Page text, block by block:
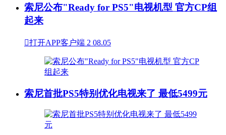
索尼公布"Ready for PS5"电视机型 官方CP组
起来
打开APP客户端 2 08.05
索尼首批PS5特别优化电视来了 最低5499元